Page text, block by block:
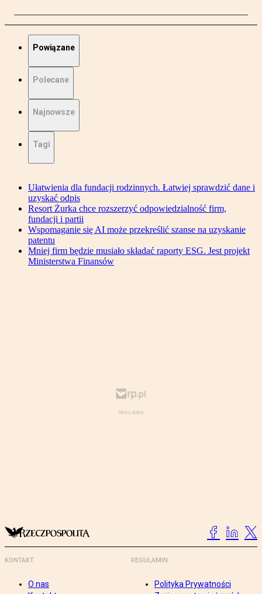
Powiązane
Polecane
Najnowsze
Tagi
Ułatwienia dla fundacji rodzinnych. Łatwiej sprawdzić dane i
uzyskać odpis
Resort Żurka chce rozszerzyć odpowiedzialność firm,
fundacji i partii
Wspomaganie się AI może przekreślić szanse na uzyskanie
patentu
Mniej firm będzie musiało składać raporty ESG. Jest projekt
Ministerstwa Finansów
KONTAKT
O nas
REGULAMIN
Polityka Prywatności